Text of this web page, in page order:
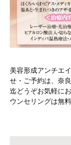
美容形成アンチエ
せ・ご予約は、奈
迄どうぞお気軽に
ウンセリングは無料